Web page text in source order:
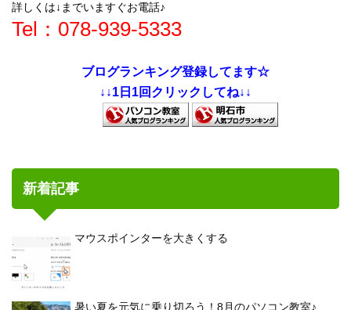
詳しくは↓までいますぐお電話♪
Tel：078-939-5333
ブログランキング登録してます☆
↓↓1日1回クリックしてね↓↓
新着記事
マウスポインターを大きくする
暑い夏を元気に乗り切ろう！8月のパソコン教室♪